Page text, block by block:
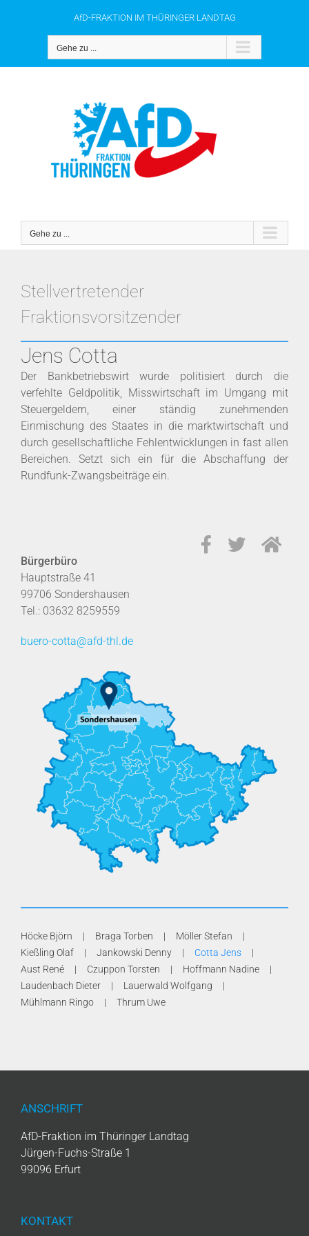
AfD-FRAKTION IM THÜRINGER LANDTAG
Gehe zu ...
Gehe zu ...
Stellvertretender
Fraktionsvorsitzender
Jens Cotta
Der Bankbetriebswirt wurde politisiert durch die
verfehlte Geldpolitik, Misswirtschaft im Umgang mit
Steuergeldern, einer ständig zunehmenden
Einmischung des Staates in die marktwirtschaft und
durch gesellschaftliche Fehlentwicklungen in fast allen
Bereichen. Setzt sich ein für die Abschaffung der
Rundfunk-Zwangsbeiträge ein.
Bürgerbüro
Hauptstraße 41
99706 Sondershausen
Tel.: 03632 8259559
buero-cotta@afd-thl.de
Höcke Björn Braga Torben
Möller Stefan
Kießling Olaf
Jankowski Denny
Cotta Jens
Aust René
Czuppon Torsten
Hoffmann Nadine
Laudenbach Dieter
Lauerwald Wolfgang
Mühlmann Ringo
Thrum Uwe
ANSCHRIFT
AfD-Fraktion im Thüringer Landtag
Jürgen-Fuchs-Straße 1
99096 Erfurt
KONTAKT